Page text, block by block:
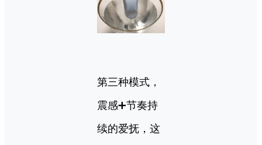
第三种模式，
震感➕节奏持
续的爱抚，这